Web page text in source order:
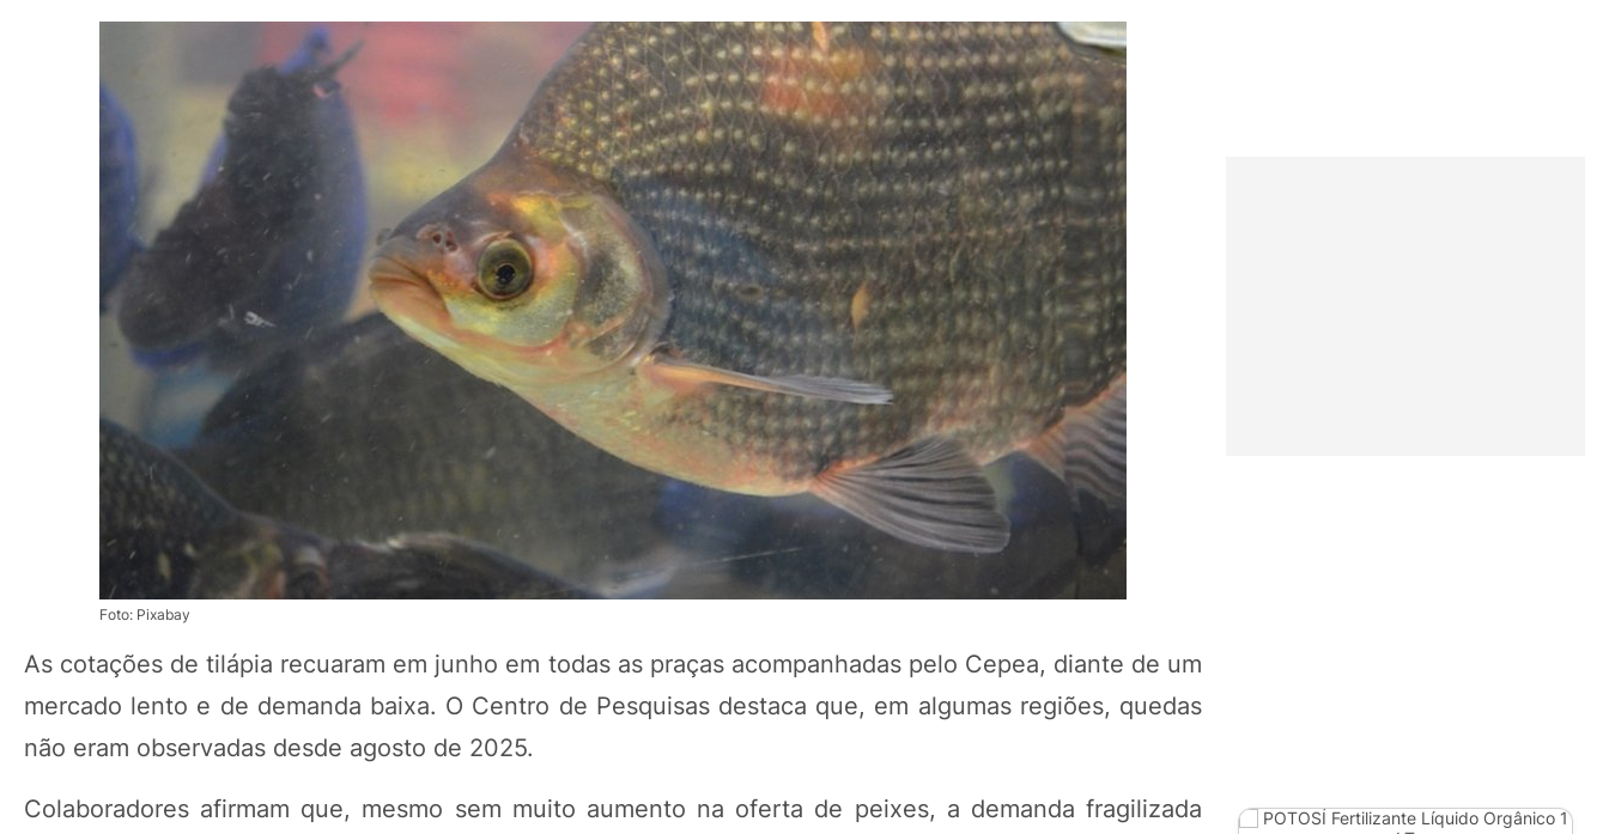
Foto: Pixabay
As cotações de tilápia recuaram em junho em todas as praças acompanhadas pelo Cepea, diante de um
mercado lento e de demanda baixa. O Centro de Pesquisas destaca que, em algumas regiões, quedas
não eram observadas desde agosto de 2025.
Colaboradores afirmam que, mesmo sem muito aumento na oferta de peixes, a demanda fragilizada